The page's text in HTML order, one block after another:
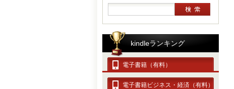
kindleランキング
電子書籍（有料）
電子書籍ビジネス・経済（有料）